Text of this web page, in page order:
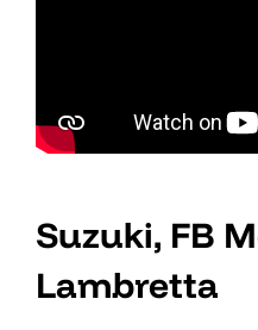
Suzuki, FB
Lambretta